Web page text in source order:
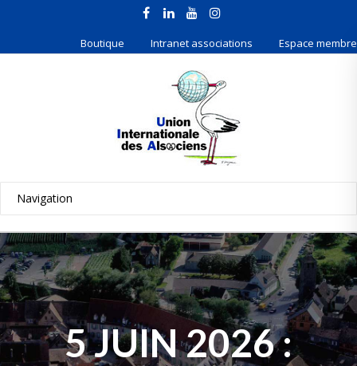
Boutique Intranet associations Espace membre
5 JUIN 2026 :